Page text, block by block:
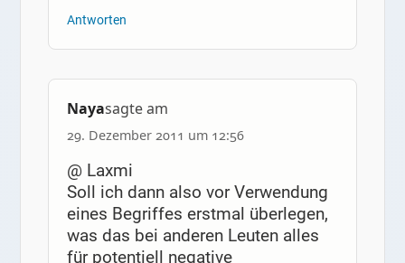
Antworten
Nayasagte am
29. Dezember 2011 um 12:56
@ Laxmi
Soll ich dann also vor Verwendung
eines Begriffes erstmal überlegen,
was das bei anderen Leuten alles
für potentiell negative